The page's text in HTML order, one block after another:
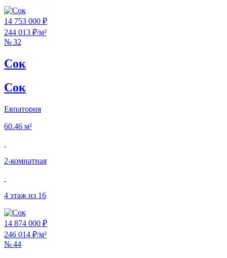
14 753 000 ₽
244 013 ₽/м²
№ 32
Сок
Сок
Евпатория
60.46 м²
2‑комнатная
4 этаж из 16
14 874 000 ₽
246 014 ₽/м²
№ 44